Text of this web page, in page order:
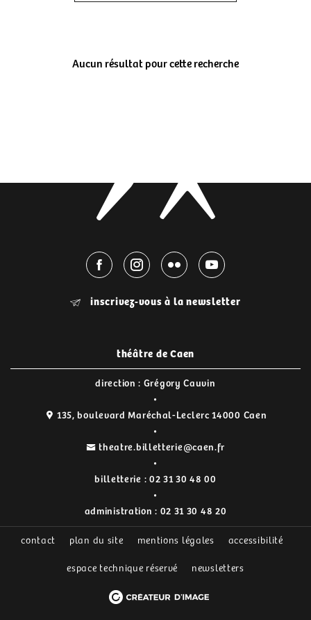
Aucun résultat pour cette recherche
inscrivez-vous à la newsletter
théâtre de Caen
direction : Grégory Cauvin
135, boulevard Maréchal-Leclerc 14000 Caen
theatre.billetterie@caen.fr
billetterie : 02 31 30 48 00
administration : 02 31 30 48 20
contact plan du site mentions légales accessibilité
espace technique réservé newsletters